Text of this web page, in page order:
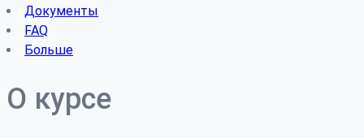
Документы
FAQ
Больше
О курсе